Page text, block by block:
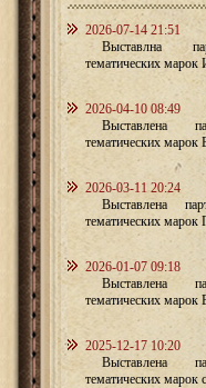
2026-07-14 21:51
Выставлна
тематических марок
2026-04-10 08:49
Выставлена
тематических марок
2026-03-11 20:24
Выставлена
тематических марок
2026-01-07 09:18
Выставлена
тематических марок
2025-12-17 10:20
Выставлена
тематических марок